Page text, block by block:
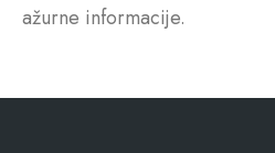
ažurne informacije.